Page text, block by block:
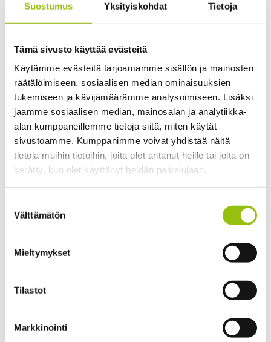
Suostumus Yksityiskohdat Tietoja
Tämä sivusto käyttää evästeitä
Käytämme evästeitä tarjoamamme sisällön ja mainosten
räätälöimiseen, sosiaalisen median ominaisuuksien
tukemiseen ja kävijämäärämme analysoimiseen. Lisäksi
jaamme sosiaalisen median, mainosalan ja analytiikka-
alan kumppaneillemme tietoja siitä, miten käytät
sivustoamme. Kumppanimme voivat yhdistää näitä
tietoja muihin tietoihin, joita olet antanut heille tai joita on
kerätty, kun olet käyttänyt heidän palvelujaan.
Cookiebot >
valinta
Välttämätön
Mieltymykset
Tilastot
Markkinointi
opiskelijoita heidän jatkuvassa oppimisessaan
opiskelijan oppimista tukevia palveluja.
Nimestään huolimatta kesäyliopistot toimivat
ympärivuotisesti painottaen toiminnassaan
korkeakoulutasoista opetusta, työelämän osaamista
vahvistavaa koulutusta, lasten ja nuorten
tiedetoimintaa, ikääntyvien yliopistotoimintaa sekä
yleissivistävää koulutusta, kuten kielikursseja sekä
taide- että kulttuurialojen koulutusta.
Joissakin tapauksissa opetusta ja ohjausta annetaan
opetussuunnitelmat, joissa kuvataan